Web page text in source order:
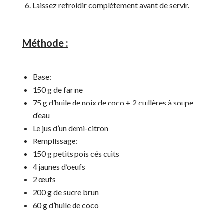
Laissez refroidir complètement avant de servir.
Méthode :
Base:
150 g de farine
75 g d’huile de noix de coco + 2 cuillères à soupe
d’eau
Le jus d’un demi-citron
Remplissage:
150 g petits pois cés cuits
4 jaunes d’oeufs
2 œufs
200 g de sucre brun
60 g d’huile de coco